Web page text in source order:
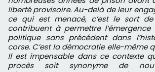
liberté provisoire. Au-delà de leur
ce qui est menacé, c’est le sort
contribuent à permettre l’émergence
politique sans précédent dans
corse. C’est la démocratie elle-même
Il est impensable dans ce contexte
procès soit synonyme de